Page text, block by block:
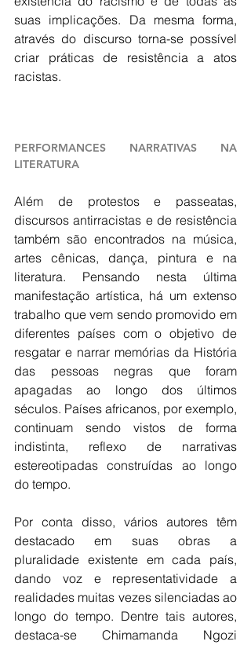
suas implicações. Da mesma forma,
através do discurso torna-se possível
criar práticas de resistência a atos
racistas.
PERFORMANCES NARRATIVAS NA
LITERATURA
Além de protestos e passeatas,
discursos antirracistas e de resistência
também são encontrados na música,
artes cênicas, dança, pintura e na
literatura. Pensando nesta última
manifestação artística, há um extenso
trabalho que vem sendo promovido em
diferentes países com o objetivo de
resgatar e narrar memórias da História
das pessoas negras que foram
apagadas ao longo dos últimos
séculos. Países africanos, por exemplo,
continuam sendo vistos de forma
indistinta, reflexo de narrativas
estereotipadas construídas ao longo
do tempo.
Por conta disso, vários autores têm
destacado em suas obras a
pluralidade existente em cada país,
dando voz e representatividade a
realidades muitas vezes silenciadas ao
longo do tempo. Dentre tais autores,
destaca-se Chimamanda Ngozi